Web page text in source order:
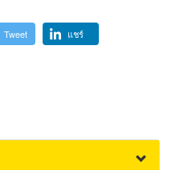
Tweet แชร์